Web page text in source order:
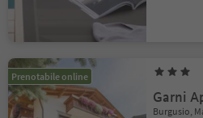
Prenotabile online
Garni
Burgusio,